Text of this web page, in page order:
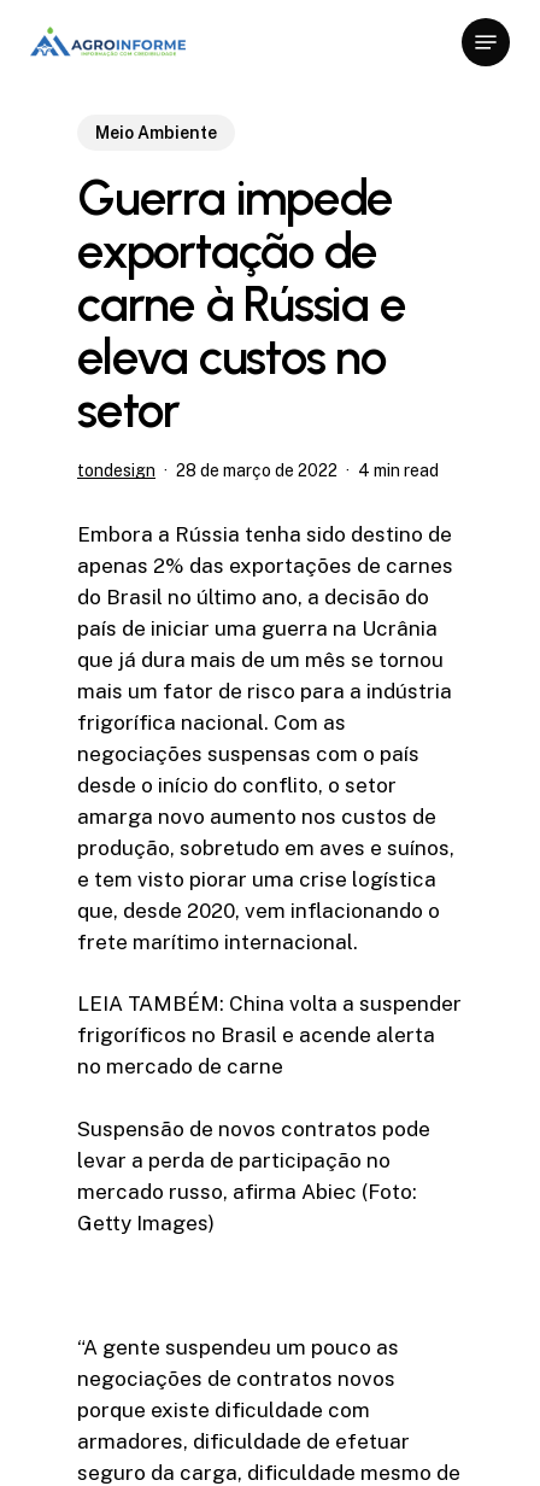
Menu
Meio Ambiente
Guerra impede
exportação de
carne à Rússia e
eleva custos no
setor
tondesign 28 de março de 2022 4 min read
Embora a Rússia tenha sido destino de
apenas 2% das exportações de carnes
do Brasil no último ano, a decisão do
país de iniciar uma guerra na Ucrânia
que já dura mais de um mês se tornou
mais um fator de risco para a indústria
frigorífica nacional. Com as
negociações suspensas com o país
desde o início do conflito, o setor
amarga novo aumento nos custos de
produção, sobretudo em aves e suínos,
e tem visto piorar uma crise logística
que, desde 2020, vem inflacionando o
frete marítimo internacional.
LEIA TAMBÉM: China volta a suspender
frigoríficos no Brasil e acende alerta
no mercado de carne
Suspensão de novos contratos pode
levar a perda de participação no
mercado russo, afirma Abiec (Foto:
Getty Images)
“A gente suspendeu um pouco as
negociações de contratos novos
porque existe dificuldade com
armadores, dificuldade de efetuar
seguro da carga, dificuldade mesmo de